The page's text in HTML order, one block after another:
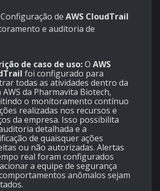
Configuração de AWS CloudTrail
e auditoria de
de caso de uso:O AWS
foi configurado para
todas as atividades dentro da
AWS da Pharmavita Biotech,
o monitoramento contínuo
realizadas nos recursos e
da empresa. Isso possibilita
detalhada e a
de quaisquer ações
ou não autorizadas. Alertas
real foram configurados
a equipe de segurança
anômalos sejam